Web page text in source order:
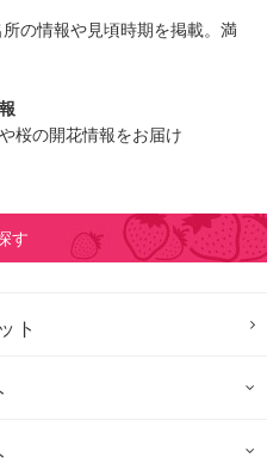
の情報や見頃時期を掲載。満
桜の開花情報をお届け
す
ト